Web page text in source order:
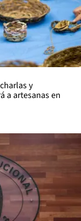
y
a artesanas en